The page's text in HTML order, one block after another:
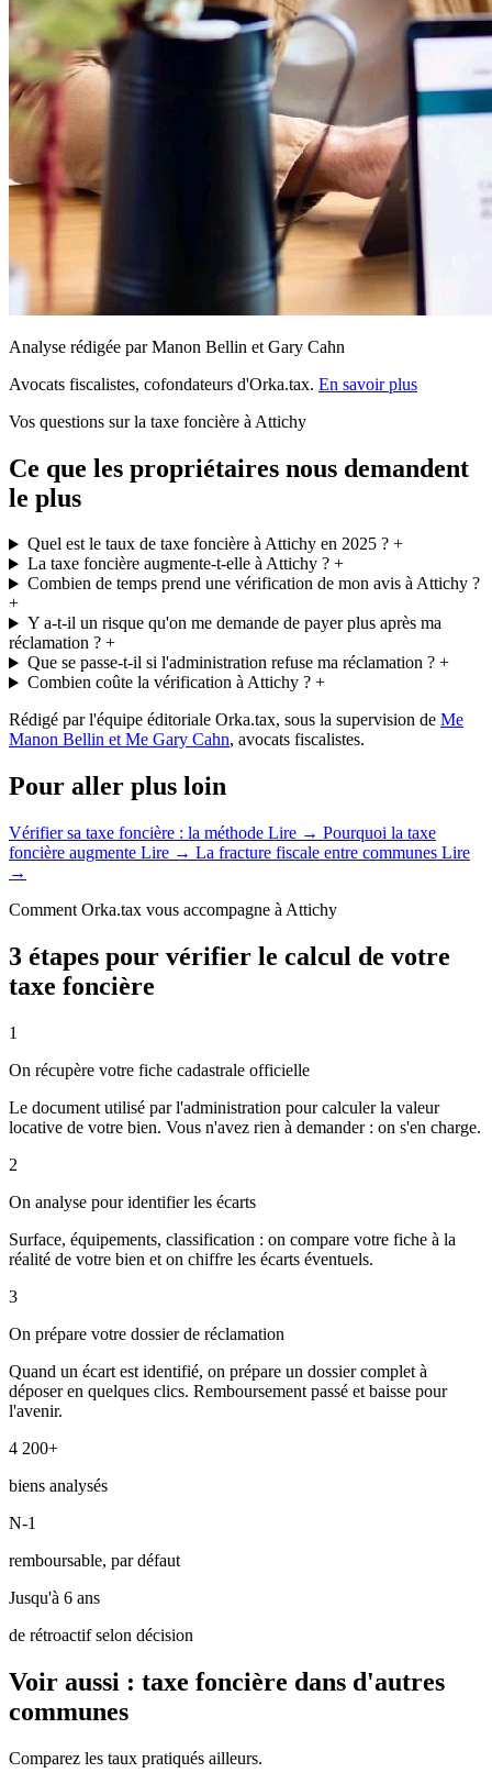
Analyse rédigée par Manon Bellin et Gary Cahn
Avocats fiscalistes, cofondateurs d'Orka.tax. En savoir plus
Vos questions sur la taxe foncière à Attichy
Ce que les propriétaires nous demandent
le plus
Quel est le taux de taxe foncière à Attichy en 2025 ?+
La taxe foncière augmente-t-elle à Attichy ?+
Combien de temps prend une vérification de mon avis à Attichy ?
+
Y a-t-il un risque qu'on me demande de payer plus après ma
réclamation ? +
Que se passe-t-il si l'administration refuse ma réclamation ?+
Combien coûte la vérification à Attichy ?+
Rédigé par l'équipe éditoriale Orka.tax, sous la supervision de Me
Manon Bellin et Me Gary Cahn, avocats fiscalistes.
Pour aller plus loin
Vérifier sa taxe foncière : la méthode Lire → Pourquoi la taxe
foncière augmente Lire → La fracture fiscale entre communes Lire
→
Comment Orka.tax vous accompagne à Attichy
3 étapes pour vérifier le calcul de votre
taxe foncière
1
On récupère votre fiche cadastrale officielle
Le document utilisé par l'administration pour calculer la valeur
locative de votre bien. Vous n'avez rien à demander : on s'en charge.
2
On analyse pour identifier les écarts
Surface, équipements, classification : on compare votre fiche à la
réalité de votre bien et on chiffre les écarts éventuels.
3
On prépare votre dossier de réclamation
Quand un écart est identifié, on prépare un dossier complet à
déposer en quelques clics. Remboursement passé et baisse pour
l'avenir.
4 200+
biens analysés
N-1
remboursable, par défaut
Jusqu'à 6 ans
de rétroactif selon décision
Voir aussi : taxe foncière dans d'autres
communes
Comparez les taux pratiqués ailleurs.